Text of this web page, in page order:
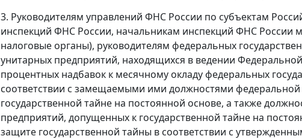
3. Руководителям управлений ФНС России по субъектам
инспекций ФНС России, начальникам инспекций ФНС России
налоговые органы), руководителям федеральных
унитарных предприятий, находящихся в ведении
процентных надбавок к месячному окладу федеральных
соответствии с замещаемыми ими должностями
государственной тайне на постоянной основе, а также
предприятий, допущенных к государственной тайне на
защите государственной тайны в соответствии с